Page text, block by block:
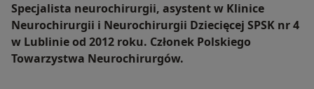
Specjalista neurochirurgii, asystent w Klinice
Neurochirurgii i Neurochirurgii Dziecięcej SPSK nr 4
w Lublinie od 2012 roku. Członek Polskiego
Towarzystwa Neurochirurgów.